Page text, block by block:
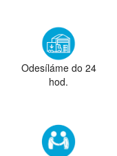
Odesíláme do 24
hod.